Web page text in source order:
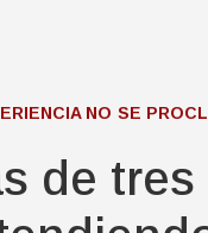
NO SE
de